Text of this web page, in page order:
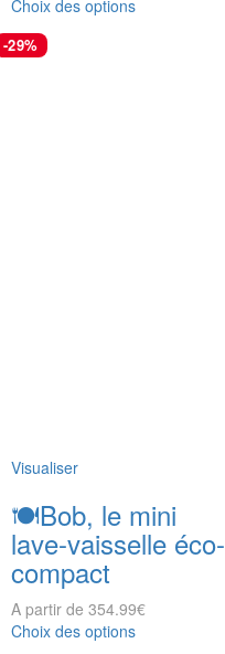
Choix des options
-29%
Visualiser
🍽️Bob, le mini
lave-vaisselle éco-
compact
A partir de 354.99€
Choix des options